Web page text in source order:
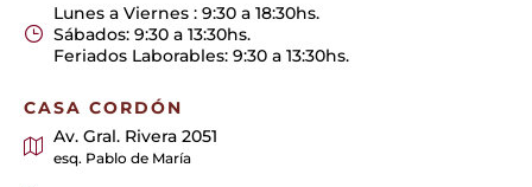
Lunes a Viernes : 9:30 a 18:30hs.
Sábados: 9:30 a 13:30hs.
Feriados Laborables: 9:30 a 13:30hs.
CASA CORDÓN
Av. Gral. Rivera 2051
esq. Pablo de María